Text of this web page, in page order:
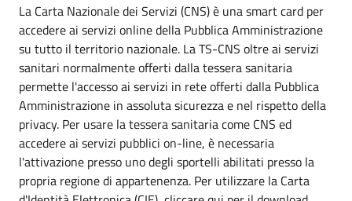
La Carta Nazionale dei Servizi (CNS) è una smart card per
accedere ai servizi online della Pubblica Amministrazione
su tutto il territorio nazionale. La TS-CNS oltre ai servizi
sanitari normalmente offerti dalla tessera sanitaria
permette l'accesso ai servizi in rete offerti dalla Pubblica
Amministrazione in assoluta sicurezza e nel rispetto della
privacy. Per usare la tessera sanitaria come CNS ed
accedere ai servizi pubblici on-line, è necessaria
l'attivazione presso uno degli sportelli abilitati presso la
propria regione di appartenenza. Per utilizzare la Carta